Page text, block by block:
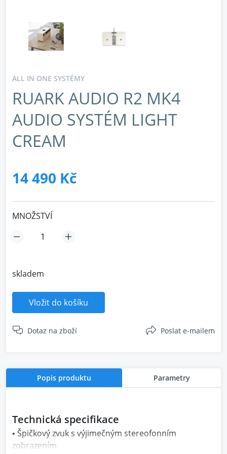
ALL IN ONE SYSTÉMY
RUARK AUDIO R2 MK4
AUDIO SYSTÉM LIGHT
CREAM
14 490 Kč
MNOŽSTVÍ
skladem
Vložit do košíku
Dotaz na zboží Poslat e-mailem
Popis produktu Parametry
Technická specifikace
• Špičkový zvuk s výjimečným stereofonním
zobrazením